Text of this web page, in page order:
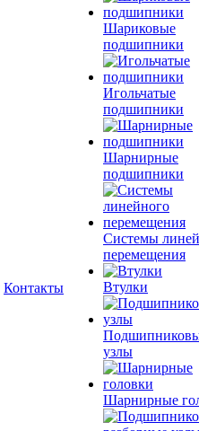
Контакты
Шариковые
подшипники
Игольчатые
подшипники
Шарнирные
подшипники
Системы
перемещения
Втулки
узлы
Шарнирные